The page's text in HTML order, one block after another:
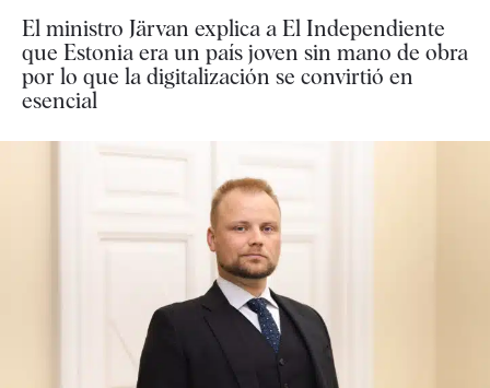
El ministro Järvan explica a El Independiente
que Estonia era un país joven sin mano de obra
por lo que la digitalización se convirtió en
esencial